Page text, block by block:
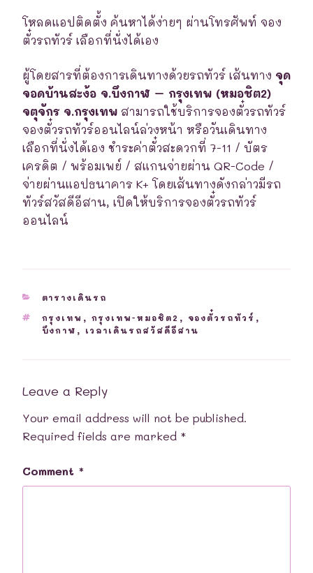
โหลดแอปติดตั้ง ค้นหาได้ง่ายๆ ผ่านโทรศัพท์ จอง
ตั๋วรถทัวร์ เลือกที่นั่งได้เอง
ผู้โดยสารที่ต้องการเดินทางด้วยรถทัวร์ เส้นทาง จุด
จอดบ้านสะง้อ จ.บึงกาฬ – กรุงเทพ (หมอชิต2)
จตุจักร จ.กรุงเทพ สามารถใช้บริการจองตั๋วรถทัวร์
จองตั๋วรถทัวร์ออนไลน์ล่วงหน้า หรือวันเดินทาง
เลือกที่นั่งได้เอง ชำระค่าตั๋วสะดวกที่ 7-11 / บัตร
เครดิต / พร้อมเพย์ / สแกนจ่ายผ่าน QR-Code /
จ่ายผ่านแอปธนาคาร K+ โดยเส้นทางดังกล่าวมีรถ
ทัวร์สวัสดีอีสาน, เปิดให้บริการจองตั๋วรถทัวร์
ออนไลน์
CATEGORIES
ตารางเดินรถ
TAGS
กรุงเทพ , กรุงเทพ-หมอชิต2 , จองตั๋วรถทัวร์ ,
บึงกาฬ , เวลาเดินรถสวัสดีอีสาน
Leave a Reply
Your email address will not be published.
Required fields are marked *
Comment *